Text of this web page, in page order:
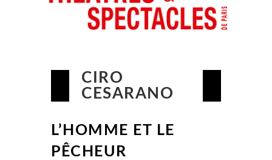
CIRO
CESARANO
L’HOMME ET LE
PÊCHEUR